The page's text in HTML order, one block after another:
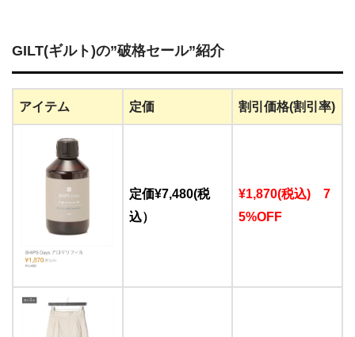
GILT(ギルト)の”破格セール”紹介
アイテム 定価 割引価格(割引率)
定価¥7,480(税
込）
¥1,870(税込) 7
5%OFF